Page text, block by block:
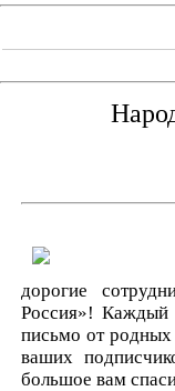
дорогие
Россия»! Каждый
письмо от
ваших
большое вам